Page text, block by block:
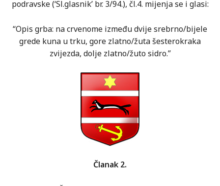
podravske (‘Sl.glasnik’ br. 3/94.), čl.4. mijenja se i glasi:
“Opis grba: na crvenome između dvije srebrno/bijele
grede kuna u trku, gore zlatno/žuta šesterokraka
zvijezda, dolje zlatno/žuto sidro.”
Članak 2.